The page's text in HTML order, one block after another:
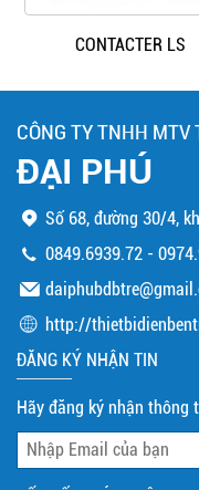
CONTACTER LS
CÔNG TY TNHH MTV
ĐẠI PHÚ
Số 68, đường 30/4,
0849.6939.72 -
http://
ĐĂNG KÝ NHẬN TIN
Hãy đăng ký nhận